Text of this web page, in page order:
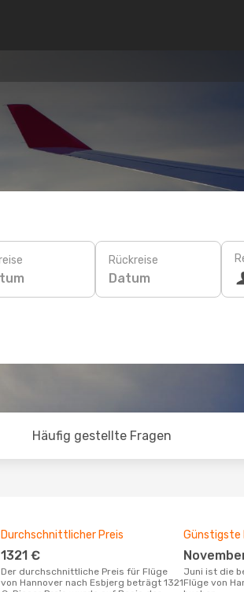
Rückreise
Datum
Häufig gestellte Fragen
Durchschnittlicher Preis
1321 €
Der durchschnittliche Preis für Flüge
von Hannover nach Esbjerg beträgt 1321
Günstigste
Juni ist die beste Zeit um günstige
Flüge von